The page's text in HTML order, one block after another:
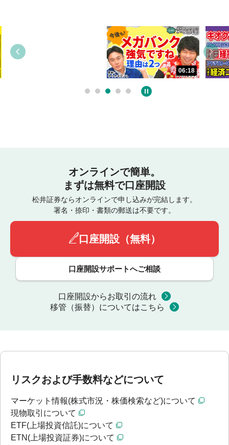
06:18
オンラインで簡単。
まずは無料で口座開設
松井証券ならオンラインで申し込みが完結します。
署名・捺印・書類の郵送は不要です。
口座開設（無料）
口座開設サポートへご相談
口座開設からお取引の流れ
移管（振替）についてはこちら
リスクおよび手数料などについて
マーケット情報(株式市況・株価検索など)について
現物取引について
ETF(上場投資信託)について
ETN(上場投資証券)について